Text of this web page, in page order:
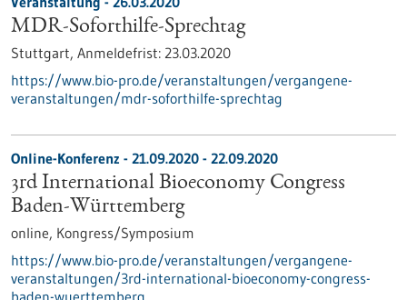
MDR-Soforthilfe-Sprechtag
Stuttgart, Anmeldefrist: 23.03.2020
https://www.bio-pro.de/veranstaltungen/vergangene-
veranstaltungen/mdr-soforthilfe-sprechtag
Online-Konferenz - 21.09.2020 - 22.09.2020
3rd International Bioeconomy Congress
Baden-Württemberg
online, Kongress/Symposium
https://www.bio-pro.de/veranstaltungen/vergangene-
veranstaltungen/3rd-international-bioeconomy-congress-
baden-wuerttemberg